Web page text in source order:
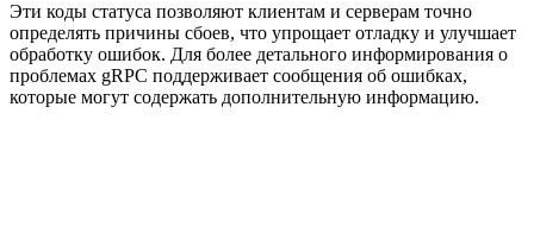
Эти коды статуса позволяют клиентам и серверам точно
определять причины сбоев, что упрощает отладку и улучшает
обработку ошибок. Для более детального информирования о
проблемах gRPC поддерживает сообщения об ошибках,
которые могут содержать дополнительную информацию.